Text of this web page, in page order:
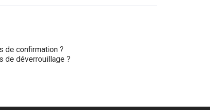
de confirmation ?
de déverrouillage ?